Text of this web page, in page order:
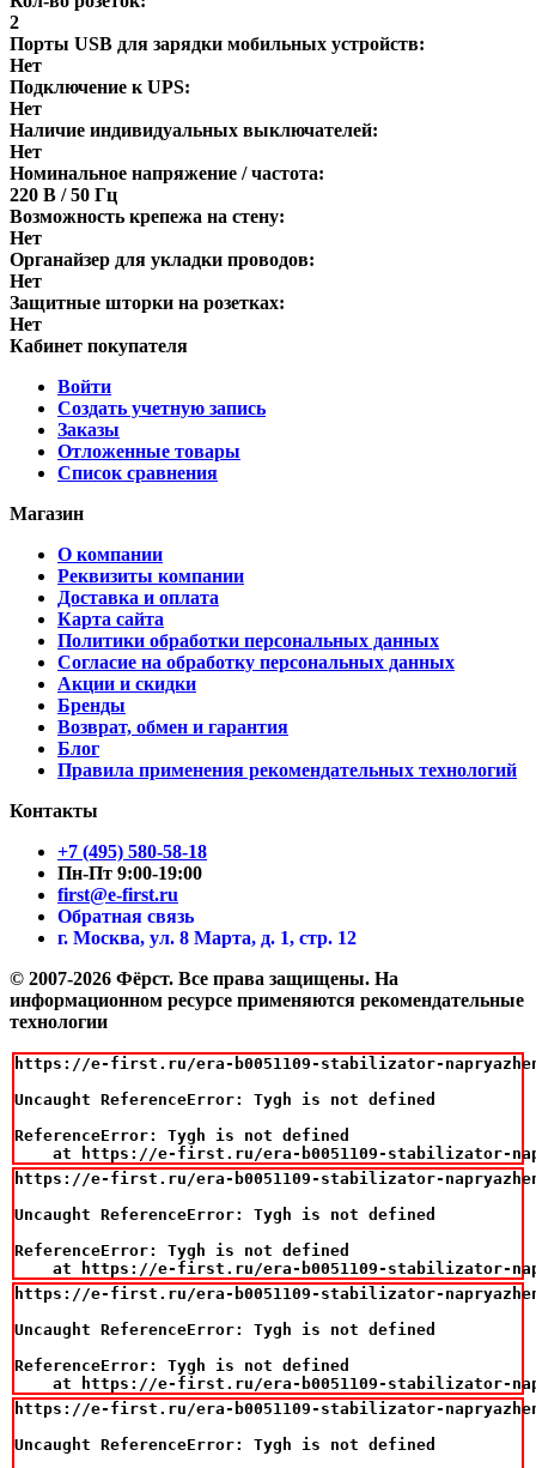
2
Порты USB для зарядки мобильных устройств:
Нет
Подключение к UPS:
Нет
Наличие индивидуальных выключателей:
Нет
Номинальное напряжение / частота:
220 В / 50 Гц
Возможность крепежа на стену:
Нет
Органайзер для укладки проводов:
Нет
Защитные шторки на розетках:
Нет
Кабинет покупателя
Войти
Создать учетную запись
Заказы
Отложенные товары
Список сравнения
Магазин
О компании
Реквизиты компании
Доставка и оплата
Карта сайта
Политики обработки персональных данных
Согласие на обработку персональных данных
Акции и скидки
Бренды
Возврат, обмен и гарантия
Блог
Правила применения рекомендательных технологий
Контакты
+7 (495) 580-58-18
Пн-Пт 9:00-19:00
first@e-first.ru
Обратная связь
г. Москва, ул. 8 Марта, д. 1, стр. 12
© 2007-2026 Фёрст. Все права защищены. На
информационном ресурсе применяются рекомендательные
технологии
https://e-first.ru/era-b0051109-stabilizator-
Uncaught ReferenceError: Tygh is not defined
ReferenceError: Tygh is not defined
at https://e-first.ru/era-b0051109-stabilizator-
https://e-first.ru/era-b0051109-stabilizator-
Uncaught ReferenceError: Tygh is not defined
ReferenceError: Tygh is not defined
at https://e-first.ru/era-b0051109-stabilizator-
https://e-first.ru/era-b0051109-stabilizator-
Uncaught ReferenceError: Tygh is not defined
ReferenceError: Tygh is not defined
at https://e-first.ru/era-b0051109-stabilizator-
https://e-first.ru/era-b0051109-stabilizator-
Uncaught ReferenceError: Tygh is not defined